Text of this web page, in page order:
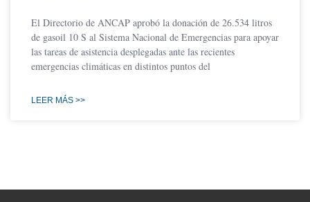
El Directorio de ANCAP aprobó la donación de 26.534 litros
de gasoil 10 S al Sistema Nacional de Emergencias para apoyar
las tareas de asistencia desplegadas ante las recientes
emergencias climáticas en distintos puntos del
LEER MÁS >>